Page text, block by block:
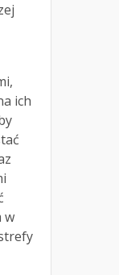
ich
w